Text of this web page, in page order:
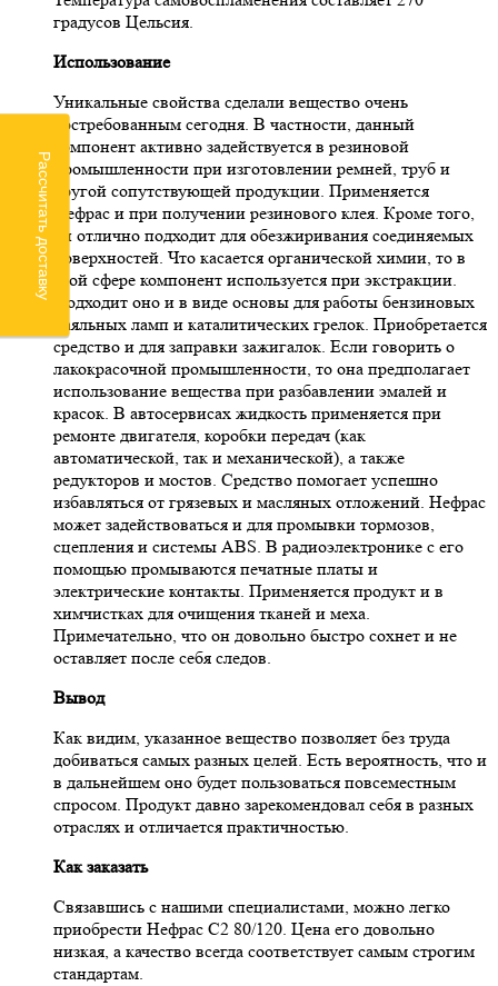
градусов Цельсия.
Использование
Уникальные свойства сделали вещество очень
востребованным сегодня. В частности, данный
компонент активно задействуется в резиновой
промышленности при изготовлении ремней, труб и
другой сопутствующей продукции. Применяется
Нефрас и при получении резинового клея. Кроме того,
он отлично подходит для обезжиривания соединяемых
поверхностей. Что касается органической химии, то в
этой сфере компонент используется при экстракции.
Подходит оно и в виде основы для работы бензиновых
паяльных ламп и каталитических грелок. Приобретается
средство и для заправки зажигалок. Если говорить о
лакокрасочной промышленности, то она предполагает
использование вещества при разбавлении эмалей и
красок. В автосервисах жидкость применяется при
ремонте двигателя, коробки передач (как
автоматической, так и механической), а также
редукторов и мостов. Средство помогает успешно
избавляться от грязевых и масляных отложений. Нефрас
может задействоваться и для промывки тормозов,
сцепления и системы ABS. В радиоэлектронике с его
помощью промываются печатные платы и
электрические контакты. Применяется продукт и в
химчистках для очищения тканей и меха.
Примечательно, что он довольно быстро сохнет и не
оставляет после себя следов.
Вывод
Как видим, указанное вещество позволяет без труда
добиваться самых разных целей. Есть вероятность, что и
в дальнейшем оно будет пользоваться повсеместным
спросом. Продукт давно зарекомендовал себя в разных
отраслях и отличается практичностью.
Как заказать
Связавшись с нашими специалистами, можно легко
приобрести Нефрас С2 80/120. Цена его довольно
низкая, а качество всегда соответствует самым строгим
стандартам.
Рассчитать доставку